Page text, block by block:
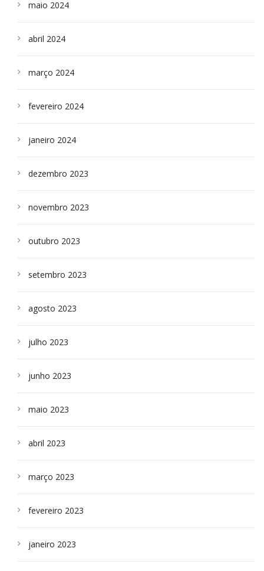
maio 2024
abril 2024
março 2024
fevereiro 2024
janeiro 2024
dezembro 2023
novembro 2023
outubro 2023
setembro 2023
agosto 2023
julho 2023
junho 2023
maio 2023
abril 2023
março 2023
fevereiro 2023
janeiro 2023